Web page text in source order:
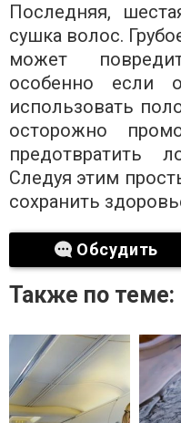
Последняя,
сушка волос.
может
особенно если
использовать
осторожно
предотвратить
Следуя этим
сохранить
Обсудить
Также по теме: